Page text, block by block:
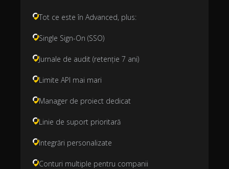
Tot ce este în Advanced, plus:
Single Sign-On (SSO)
Jurnale de audit (retenție 7 ani)
Limite API mai mari
Manager de proiect dedicat
Linie de suport prioritară
Integrări personalizate
Conturi multiple pentru companii